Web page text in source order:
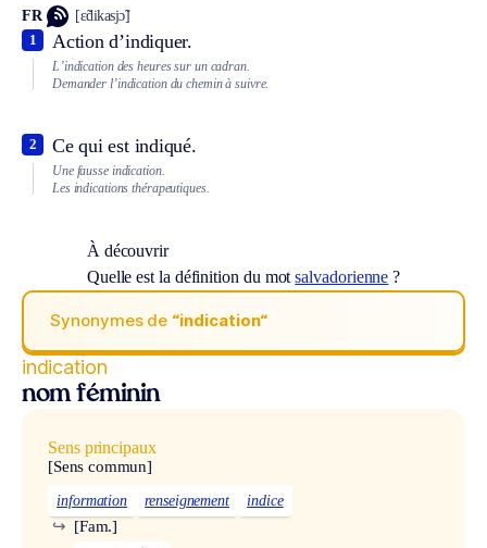
FR [ɛ̃dikasjɔ̃]
Action d’indiquer.
1
L’indication des heures sur un cadran.
Demander l’indication du chemin à suivre.
Ce qui est indiqué.
2
Une fausse indication.
Les indications thérapeutiques.
À découvrir
Quelle est la définition du motsalvadorienne ?
Synonymes de “indication“
indication
nom féminin
Sens principaux
[Sens commun]
information renseignement indice
[Fam.]
↪